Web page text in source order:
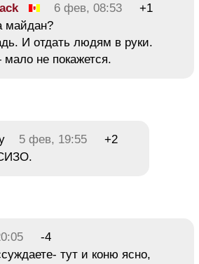
6 фев, 08:53
+1
майдан?
И отдать людям в руки.
не покажется.
5 фев, 19:55
+2
-4
тут и коню ясно,